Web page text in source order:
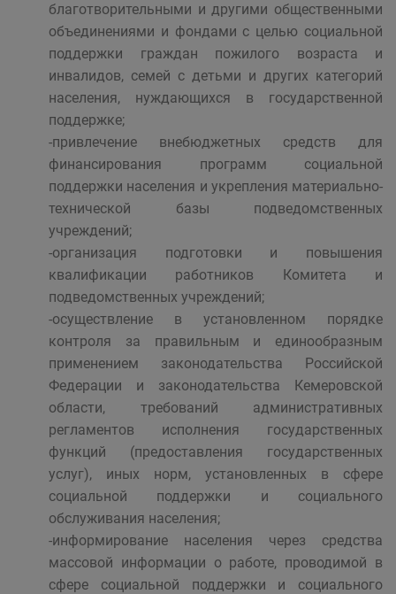
благотворительными и другими общественными
объединениями и фондами с целью социальной
поддержки граждан пожилого возраста и
инвалидов, семей с детьми и других категорий
населения, нуждающихся в государственной
поддержке;
-привлечение внебюджетных средств для
финансирования программ социальной
поддержки населения и укрепления материально-
технической базы подведомственных
учреждений;
-организация подготовки и повышения
квалификации работников Комитета и
подведомственных учреждений;
-осуществление в установленном порядке
контроля за правильным и единообразным
применением законодательства Российской
Федерации и законодательства Кемеровской
области, требований административных
регламентов исполнения государственных
функций (предоставления государственных
услуг), иных норм, установленных в сфере
социальной поддержки и социального
обслуживания населения;
-информирование населения через средства
массовой информации о работе, проводимой в
сфере социальной поддержки и социального